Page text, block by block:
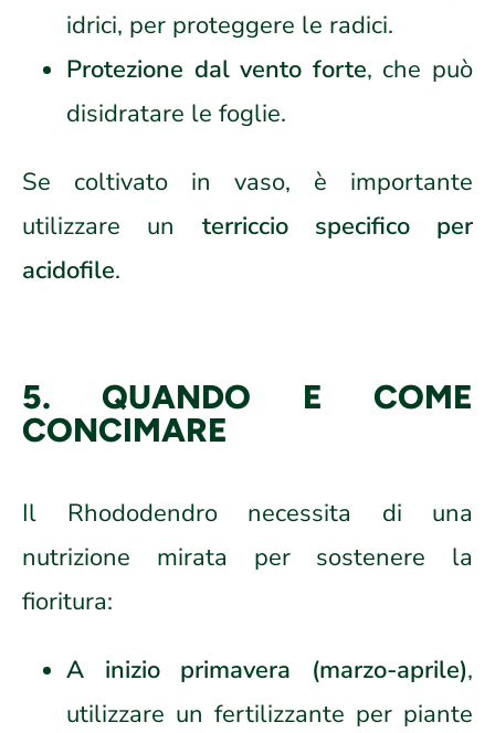
idrici, per proteggere le radici.
Protezione dal vento forte, che può
disidratare le foglie.
Se coltivato in vaso, è importante
utilizzare un terriccio specifico per
acidofile.
5. QUANDO E COME
CONCIMARE
Il Rhododendro necessita di una
nutrizione mirata per sostenere la
fioritura:
A inizio primavera (marzo-aprile),
utilizzare un fertilizzante per piante